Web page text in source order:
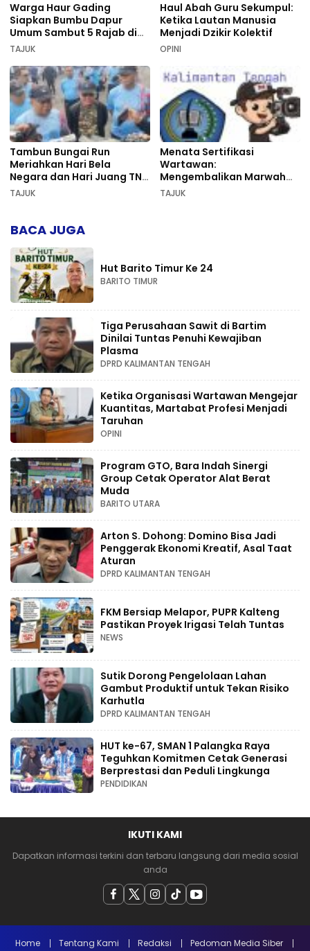
Warga Haur Gading
Siapkan Bumbu Dapur
Umum Sambut 5 Rajab di
Sekumpul
TAJUK
Haul Abah Guru Sekumpul:
Ketika Lautan Manusia
Menjadi Dzikir Kolektif
OPINI
Tambun Bungai Run
Meriahkan Hari Bela
Negara dan Hari Juang TNI
AD di Palangka Raya
TAJUK
Menata Sertifikasi
Wartawan:
Mengembalikan Marwah
Pers dan Keadilan
TAJUK
BACA JUGA
Hut Barito Timur Ke 24
BARITO TIMUR
Tiga Perusahaan Sawit di Bartim
Dinilai Tuntas Penuhi Kewajiban
Plasma
DPRD KALIMANTAN TENGAH
Ketika Organisasi Wartawan Mengejar
Kuantitas, Martabat Profesi Menjadi
Taruhan
OPINI
Program GTO, Bara Indah Sinergi
Group Cetak Operator Alat Berat
Muda
BARITO UTARA
Arton S. Dohong: Domino Bisa Jadi
Penggerak Ekonomi Kreatif, Asal Taat
Aturan
DPRD KALIMANTAN TENGAH
FKM Bersiap Melapor, PUPR Kalteng
Pastikan Proyek Irigasi Telah Tuntas
NEWS
Sutik Dorong Pengelolaan Lahan
Gambut Produktif untuk Tekan Risiko
Karhutla
DPRD KALIMANTAN TENGAH
HUT ke-67, SMAN 1 Palangka Raya
Teguhkan Komitmen Cetak Generasi
Berprestasi dan Peduli Lingkunga
PENDIDIKAN
IKUTI KAMI
Dapatkan informasi terkini dan terbaru langsung dari media sosial
anda
Home Tentang Kami Redaksi Pedoman Media Siber